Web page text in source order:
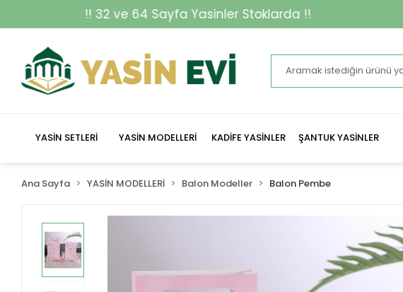
64 Sayfa Yasinler Stoklarda !!
YASİN SETLERİ YASİN MODELLERİ KADİFE YASİNLER ŞANTUK YASİNLER
Ana Sayfa YASİN MODELLERİ Balon Modeller Balon Pembe